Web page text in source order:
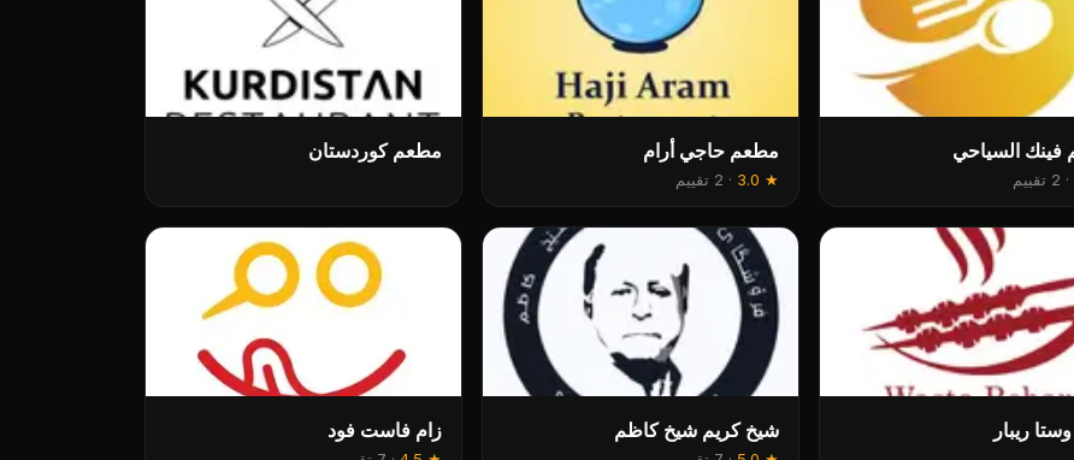
السياحي
· 2 تقييم
مطعم حاجي أرام
★
3.0
· 2 تقييم
مطعم كوردستان
ريبار شيخ كريم شيخ كاظم زام فاست فود